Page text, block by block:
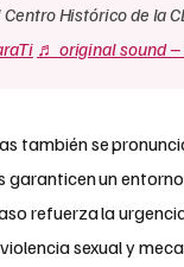
Histórico de la
♬ original sound –
también se
garanticen un
refuerza la
sexual y